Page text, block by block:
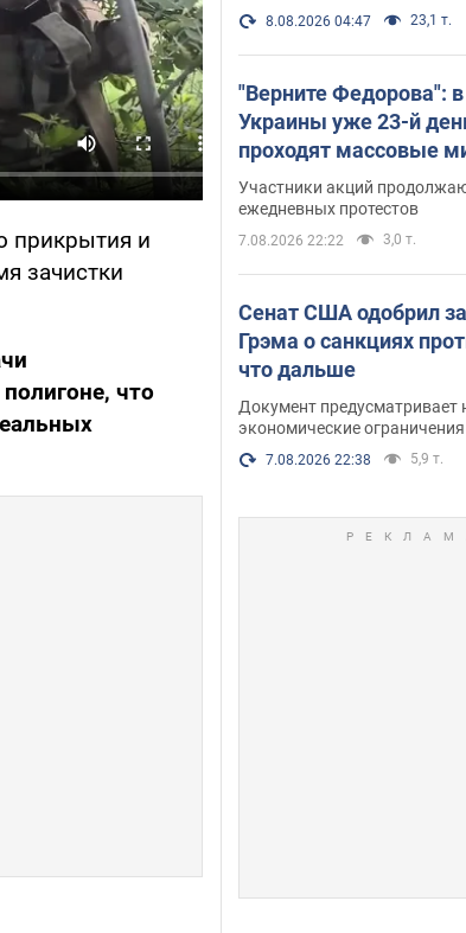
прикрытия и
зачистки
что
8.08.2026 04:47 23,1 т.
"Верните Федорова": в
Украины уже 23-й
проходят массовые
плакатами. Фото и
Участники акций
ежедневных протестов
7.08.2026 22:22 3,0 т.
Сенат США одобрил
Грэма о санкциях
что дальше
Документ предусматривает
экономические ограничения
7.08.2026 22:38 5,9 т.